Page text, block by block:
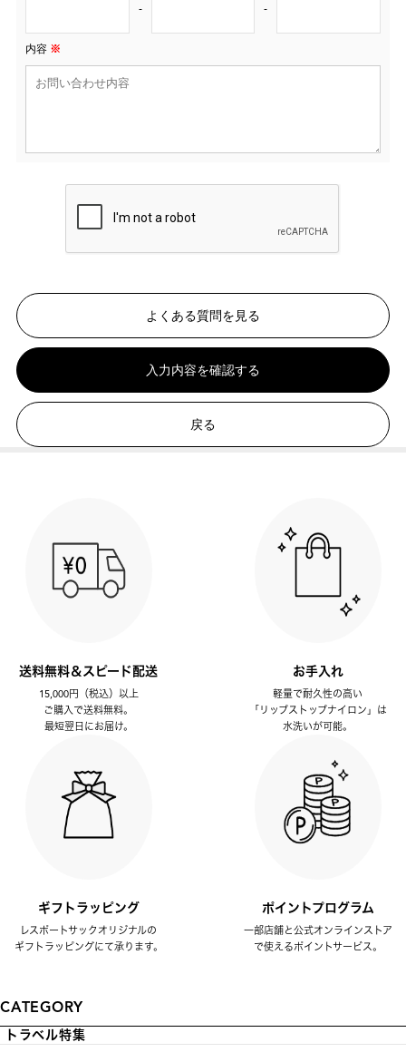
- -
内容 ※
よくある質問を見る
入力内容を確認する
戻る
送料無料＆スピード配送
15,000円（税込）以上
ご購入で送料無料。
最短翌日にお届け。
お手入れ
軽量で耐久性の高い
「リップストップナイロン」は
水洗いが可能。
ギフトラッピング
レスポートサックオリジナルの
ギフトラッピングにて承ります。
ポイントプログラム
一部店舗と公式オンラインストア
で使えるポイントサービス。
CATEGORY
トラベル特集